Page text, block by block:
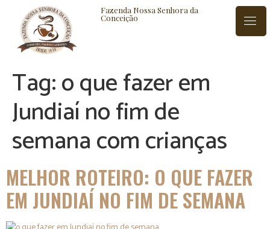
Fazenda Nossa Senhora da
Conceição
BLOG CONTATO
Tag:o que fazer em
Jundiaí no fim de
semana com crianças
MELHOR ROTEIRO: O QUE FAZER
EM JUNDIAÍ NO FIM DE SEMANA